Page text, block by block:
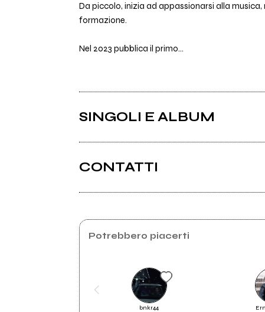
Da piccolo, inizia ad appassionarsi alla
formazione.
Nel 2023 pubblica il primo...
SINGOLI E ALBUM
2025
BLUFF
2025
CONTATTI
Instagram
Potrebbero piacerti
bnkr44